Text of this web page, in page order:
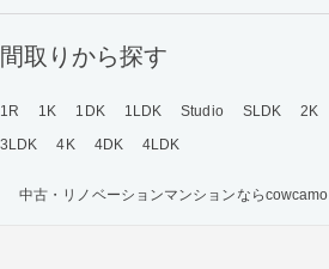
間取りから探す
1R 1K 1DK 1LDK Studio SLDK 2K
3LDK
4K 4DK 4LDK
中古・リノベーションマンションならcowcamo